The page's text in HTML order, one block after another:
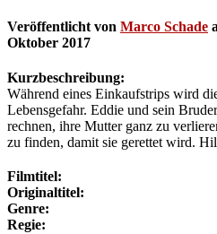
Veröffentlicht von Marco Schade
Oktober 2017
Kurzbeschreibung:
Während eines Einkaufstrips wird
Lebensgefahr. Eddie und sein
rechnen, ihre Mutter ganz zu
zu finden, damit sie gerettet wird.
Filmtitel:
Originaltitel:
Genre:
Regie: